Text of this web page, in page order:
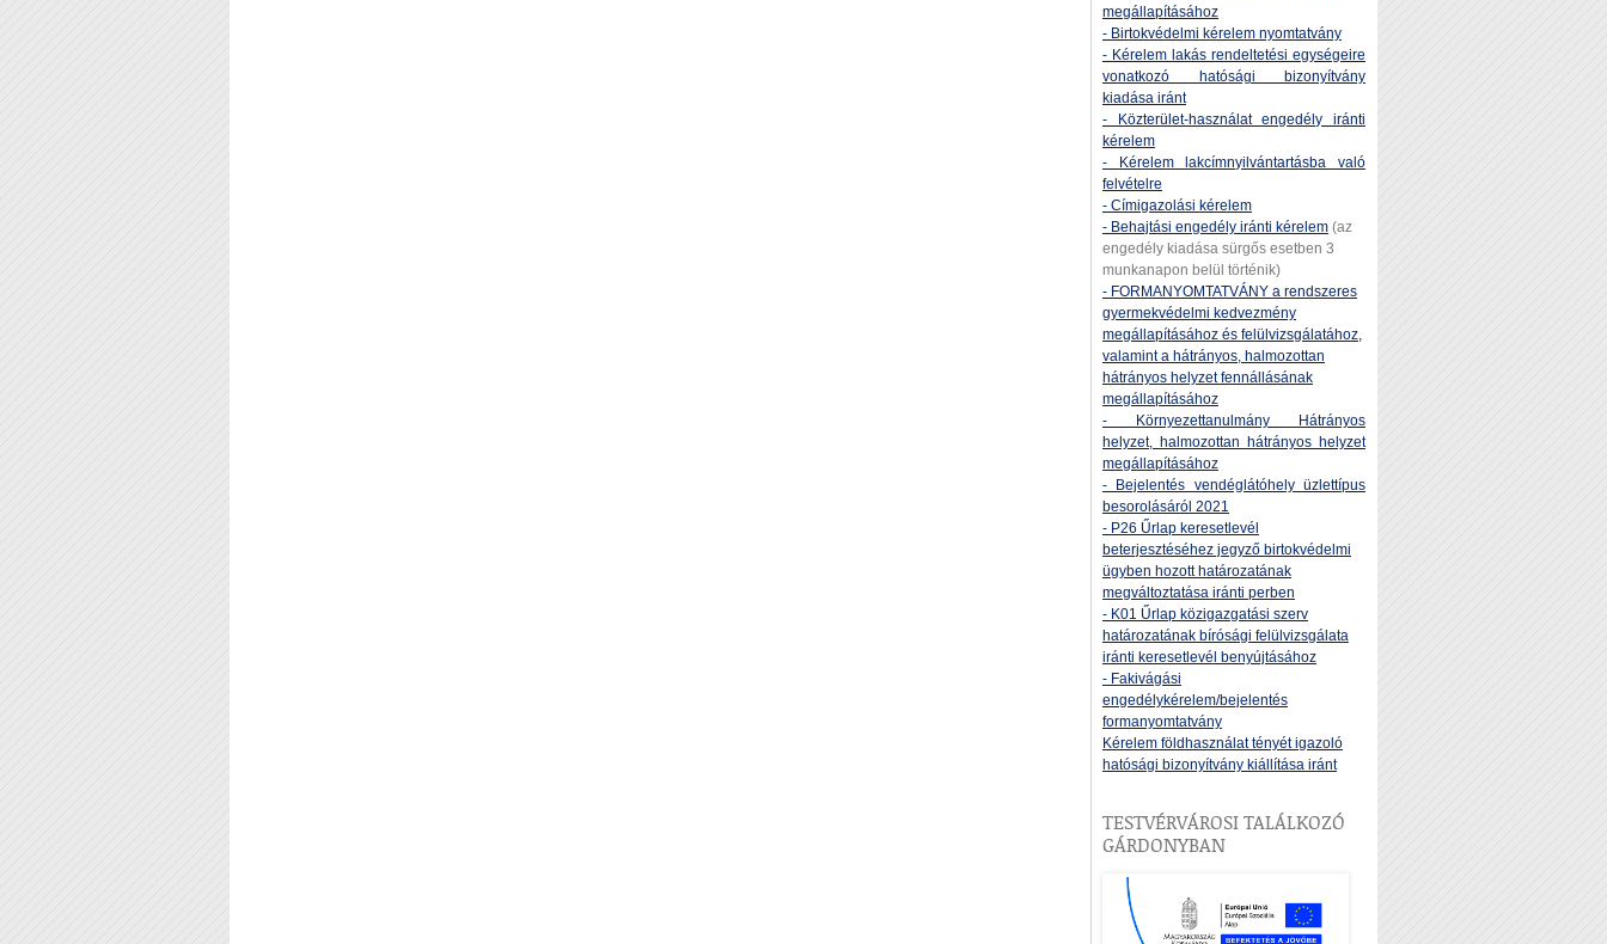
megállapításához
- Birtokvédelmi kérelem nyomtatvány
- Kérelem lakás rendeltetési egységeire
vonatkozó hatósági bizonyítvány
kiadása iránt
- Közterület-használat engedély iránti
kérelem
- Kérelem lakcímnyilvántartásba való
felvételre
- Címigazolási kérelem
- Behajtási engedély iránti kérelem (az
engedély kiadása sürgős esetben 3
munkanapon belül történik)
- FORMANYOMTATVÁNY a rendszeres
gyermekvédelmi kedvezmény
megállapításához és felülvizsgálatához,
valamint a hátrányos, halmozottan
hátrányos helyzet fennállásának
megállapításához
- Környezettanulmány Hátrányos
helyzet, halmozottan hátrányos helyzet
megállapításához
- Bejelentés vendéglátóhely üzlettípus
besorolásáról 2021
- P26 Űrlap keresetlevél
beterjesztéséhez jegyző birtokvédelmi
ügyben hozott határozatának
megváltoztatása iránti perben
- K01 Űrlap közigazgatási szerv
határozatának bírósági felülvizsgálata
iránti keresetlevél benyújtásához
- Fakivágási
engedélykérelem/bejelentés
formanyomtatvány
Kérelem földhasználat tényét igazoló
hatósági bizonyítvány kiállítása iránt
TESTVÉRVÁROSI TALÁLKOZÓ
GÁRDONYBAN